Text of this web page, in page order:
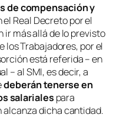
de compensación y
Real Decreto por el
ir más allá de lo previsto
los Trabajadores, por el
está referida – en
– al SMI, es decir, a
deberán tenerse en
salariales para
dicha cantidad.